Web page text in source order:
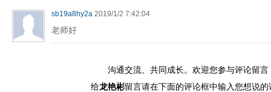
sb19a8hy2a 2019/1/2 7:42:04
老师好
沟通交流、共同成长。欢迎您参与评论留言
给龙艳彬留言请在下面的评论框中输入您想说的